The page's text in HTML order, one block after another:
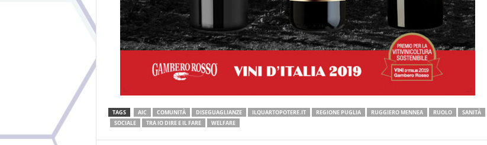
TAGS AIC COMUNITÀ DISEGUAGLIANZE ILQUARTOPOTERE.IT REGIONE PUGLIA RUGGIERO MENNEA RUOLO
SANITÀ
SOCIALE
TRA IO DIRE E IL FARE WELFARE